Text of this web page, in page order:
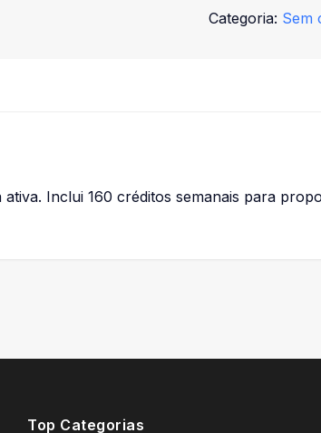
Categoria: Sem
Inclui 160 créditos semanais para
Top Categorias